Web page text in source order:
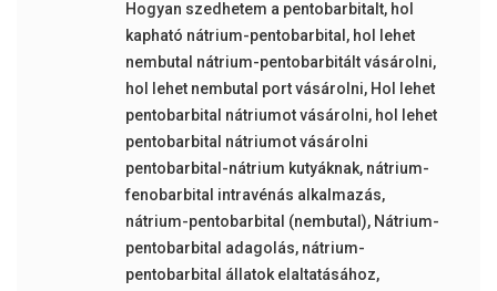
Hogyan szedhetem a pentobarbitalt, hol
kapható nátrium-pentobarbital , hol lehet
nembutal nátrium-pentobarbitált vásárolni,
hol lehet nembutal port vásárolni, Hol lehet
pentobarbital nátriumot vásárolni, hol lehet
pentobarbital nátriumot vásárolni
pentobarbital-nátrium kutyáknak, nátrium-
fenobarbital intravénás alkalmazás,
nátrium-pentobarbital (nembutal), Nátrium-
pentobarbital adagolás, nátrium-
pentobarbital állatok elaltatásához,